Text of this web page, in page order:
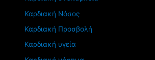
Καρδιακή Νόσος
Καρδιακή Προσβολή
Καρδιακή υγεία